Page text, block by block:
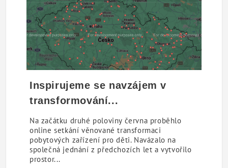
Inspirujeme se navzájem v
transformování...
Na začátku druhé poloviny června proběhlo
online setkání věnované transformaci
pobytových zařízení pro děti. Navázalo na
společná jednání z předchozích let a vytvořilo
prostor...